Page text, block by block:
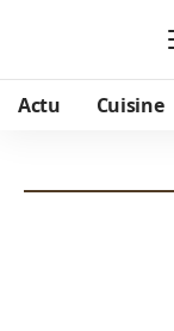
Actu Cuisine